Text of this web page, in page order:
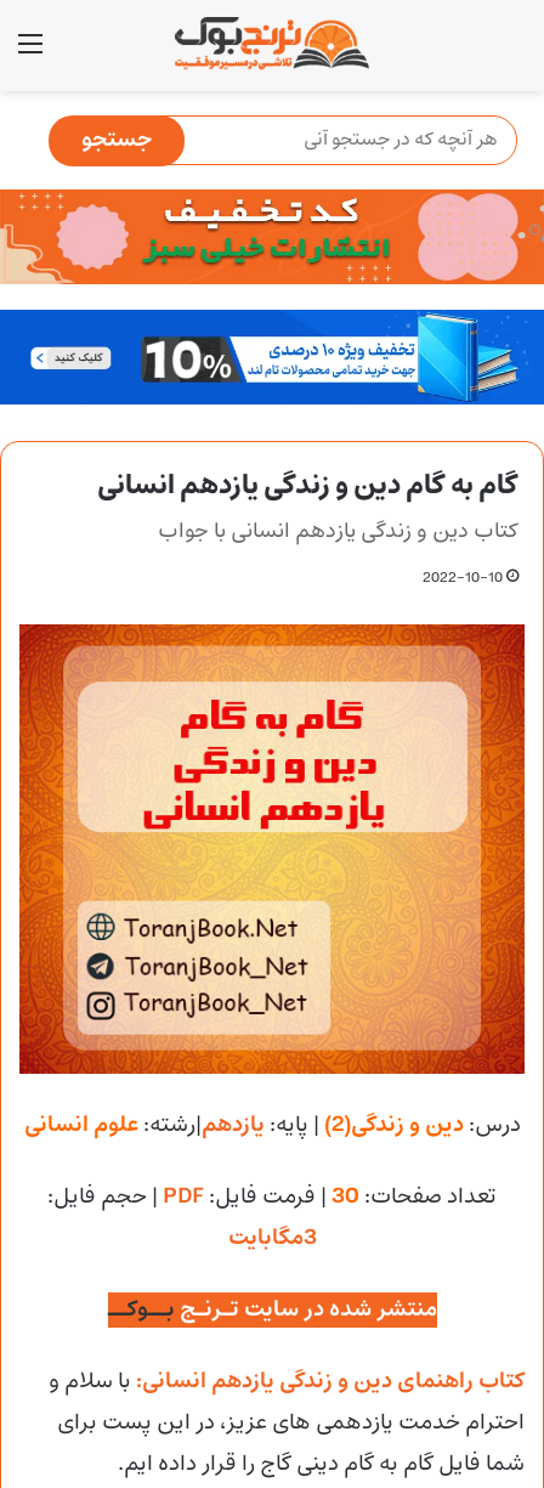
گام به گام دین و زندگی یازدهم انسانی
کتاب دین و زندگی یازدهم انسانی با جواب
2022-10-10
درس:دین و زندگی(2) | پایه: یازدهم|رشته:علوم انسانی
تعداد صفحات: 30| فرمت فایل:PDF | حجم فایل:
3مگابایت
منتشر شده در سایت تـرنـج بــوکــ
کتاب راهنمای دین و زندگی یازدهم انسانی: با سلام و
احترام خدمت یازدهمی های عزیز، در این پست برای
شما فایل گام به گام دینی گاج را قرار داده ایم.